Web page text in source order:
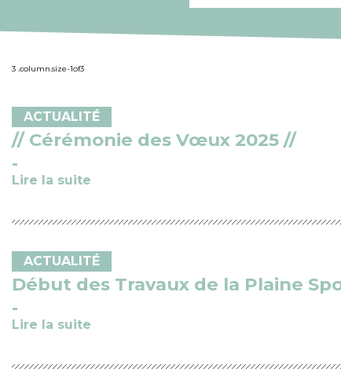
ACTUALITÉ
// Cérémonie des Vœux 2025 //
Lire la suite
ACTUALITÉ
Début des Travaux de la Plaine
Lire la suite